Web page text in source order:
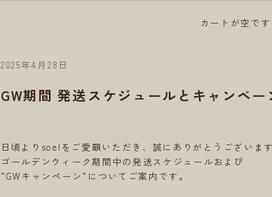
カートが空です
2025年4月28日
GW期間 発送スケジュールとキャンペー
日頃よりsoelをご愛顧いただき、誠にありがとうございます
ゴールデンウィーク期間中の発送スケジュールおよび
”GWキャンペーン”についてご案内です。